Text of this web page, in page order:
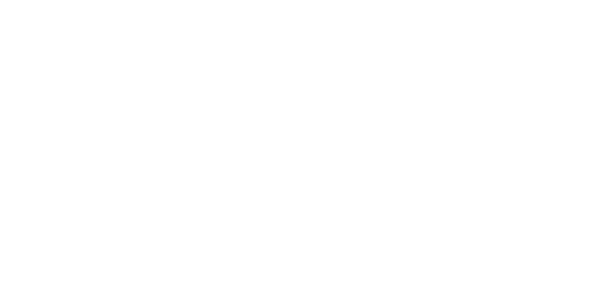
ההזמנה עם תמונה של המוצרים שאתם רוצים להזמין ולוודא שהם אכן במלאי הקיים)